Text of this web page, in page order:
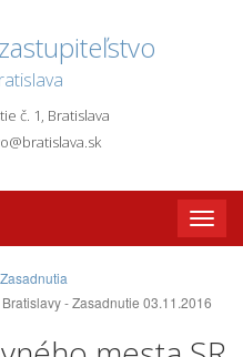
č. 1, Bratislava
Toggle
Zasadnutia
- Zasadnutie 03.11.2016